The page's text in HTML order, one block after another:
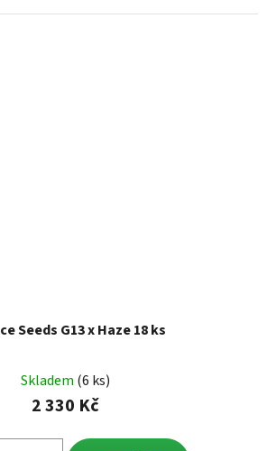
Seeds G13 x Haze 18 ks
Skladem (6 ks)
2 330 Kč